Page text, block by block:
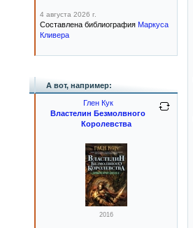
4 августа 2026 г.
Составлена библиография Маркуса
Кливера
А вот, например:
Глен Кук
Властелин Безмолвного
Королевства
2016